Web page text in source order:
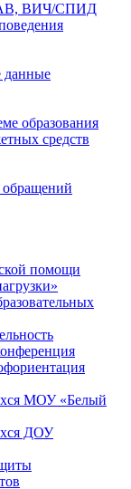
ВИЧ/СПИД
данные
образования
средств
обращений
помощи
МОУ «Белый
ДОУ